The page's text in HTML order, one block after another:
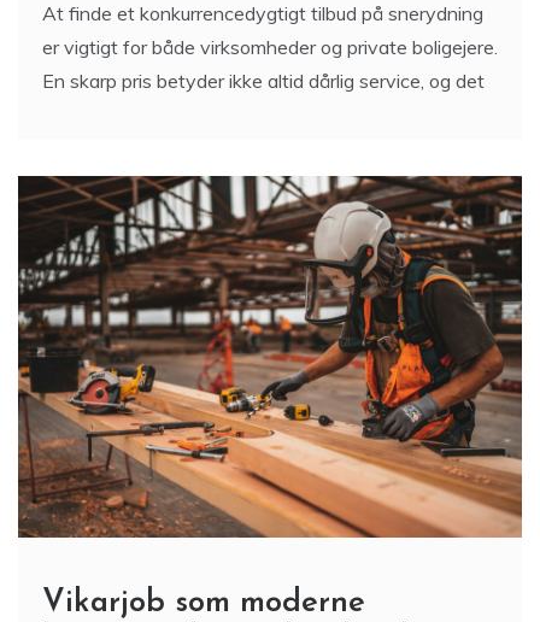
At finde et konkurrencedygtigt tilbud på snerydning
er vigtigt for både virksomheder og private boligejere.
En skarp pris betyder ikke altid dårlig service, og det
Vikarjob som moderne